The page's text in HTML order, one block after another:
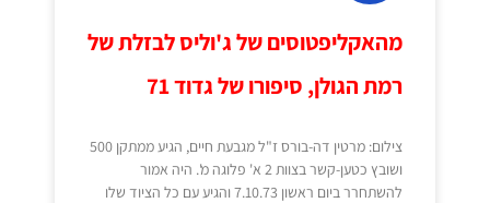
מהאקליפטוסים של ג'וליס לבזלת של
רמת הגולן, סיפורו של גדוד 71
צילום: מרטין דה-בורס ז"ל מגבעת חיים, הגיע ממתקן 500
ושובץ כטען-קשר בצוות 2 א' פלוגה מ'. היה אמור
להשתחרר ביום ראשון 7.10.73 והגיע עם כל הציוד שלו